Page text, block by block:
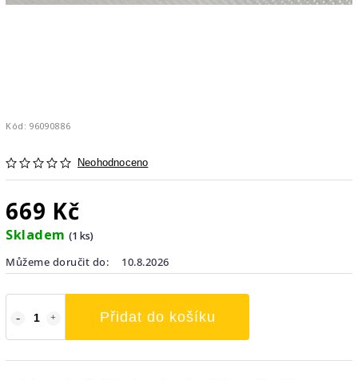
Kód: 96090886
Neohodnoceno
669 Kč
Skladem (1 ks)
Můžeme doručit do:
10.8.2026
Přidat do košíku